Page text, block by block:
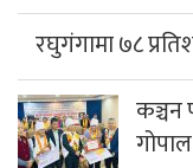
रघुगंगामा ७८
कञ्चन